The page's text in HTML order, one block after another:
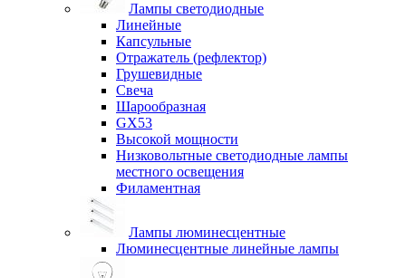
Лампы светодиодные
Линейные
Капсульные
Отражатель (рефлектор)
Грушевидные
Свеча
Шарообразная
GX53
Высокой мощности
Низковольтные светодиодные лампы
местного освещения
Филаментная
Лампы люминесцентные
Люминесцентные линейные лампы